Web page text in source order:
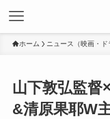
ホーム ニュース（映画・ド
山下敦弘監督
&清原果耶W